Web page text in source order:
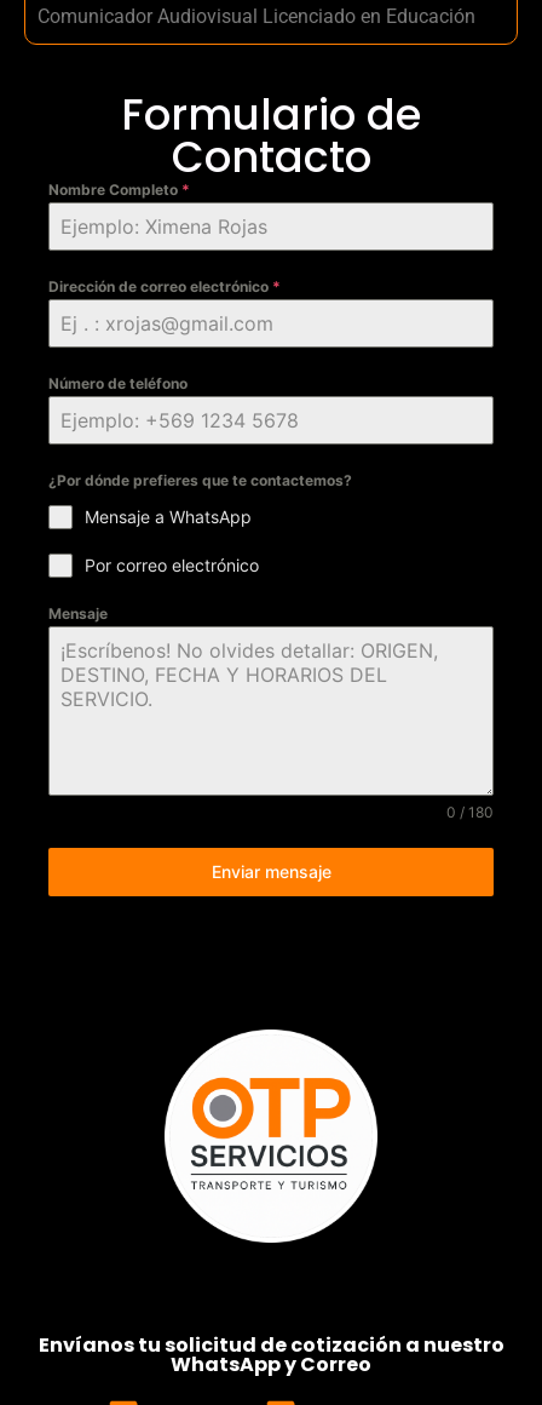
Comunicador Audiovisual Licenciado en Educación
Formulario de
Contacto
Nombre Completo *
Dirección de correo electrónico *
Número de teléfono
¿Por dónde prefieres que te contactemos?
Mensaje a WhatsApp
Por correo electrónico
Mensaje
0 / 180
Enviar mensaje
Envíanos tu solicitud de cotización a nuestro
WhatsApp y Correo